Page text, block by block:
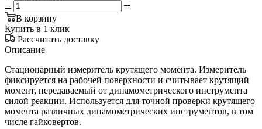
В корзину
Купить в 1 клик
Рассчитать доставку
Описание
Стационарный измеритель крутящего момента. Измеритель
фиксируется на рабочей поверхности и считывает крутящий
момент, передаваемый от динамометрического инструмента
силой реакции. Используется для точной проверки крутящего
момента различных динамометрических инструментов, в том
числе гайковертов.